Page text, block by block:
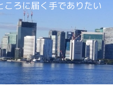
ころに届く手でありたい